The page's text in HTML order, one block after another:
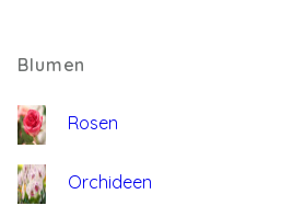
Blumen
Rosen
Orchideen